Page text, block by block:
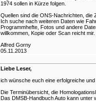
1974 sollen in Kürze folgen.
Quellen sind die ONS-Nachrichten, die
Ich suche nach weiteren Daten wie
Programmhefte, Fotos und andere
willkommen, Kopie oder Scan reicht mir.
Alfred Gorny
05.11.2013
Liebe Leser,
ich wünsche euch eine erfolgreiche
Die Terminübersicht, die
Das DMSB-Handbuch Auto kann unter